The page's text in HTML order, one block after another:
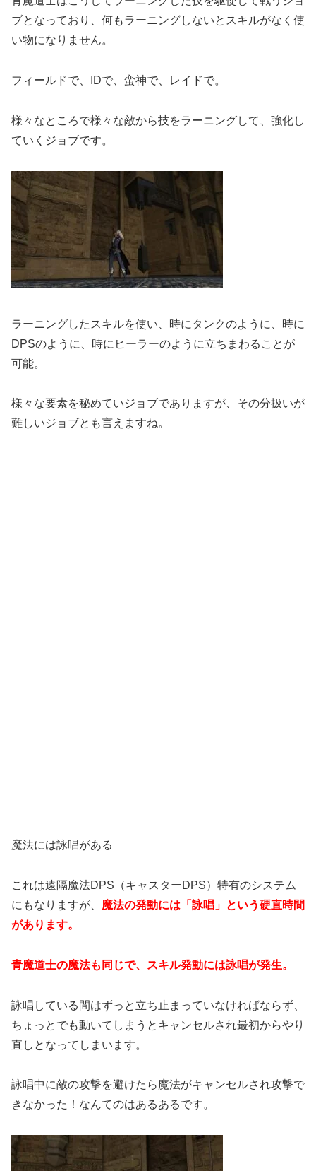
ブとなっており、何もラーニングしないとスキルがなく使
い物になりません。
フィールドで、IDで、蛮神で、レイドで。
様々なところで様々な敵から技をラーニングして、強化し
ていくジョブです。
ラーニングしたスキルを使い、時にタンクのように、時に
DPSのように、時にヒーラーのように立ちまわることが
可能。
様々な要素を秘めていジョブでありますが、その分扱いが
難しいジョブとも言えますね。
魔法には詠唱がある
これは遠隔魔法DPS（キャスターDPS）特有のシステム
にもなりますが、 魔法の発動には「詠唱」という硬直時間
があります。
青魔道士の魔法も同じで、スキル発動には詠唱が発生。
詠唱している間はずっと立ち止まっていなければならず、
ちょっとでも動いてしまうとキャンセルされ最初からやり
直しとなってしまいます。
詠唱中に敵の攻撃を避けたら魔法がキャンセルされ攻撃で
きなかった！なんてのはあるあるです。